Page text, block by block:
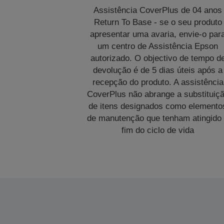
Assistência CoverPlus de 04 anos
Return To Base - se o seu produto
apresentar uma avaria, envie-o
um centro de Assistência Epson
autorizado. O objectivo de tempo
devolução é de 5 dias úteis após a
recepção do produto. A assistência
CoverPlus não abrange a
de itens designados como
de manutenção que tenham atingido
fim do ciclo de vida